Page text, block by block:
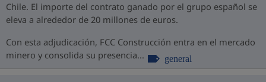
Chile. El importe del contrato ganado por el grupo español se
eleva a alrededor de 20 millones de euros.
Con esta adjudicación, FCC Construcción entra en el mercado
minero y consolida su presencia...
general